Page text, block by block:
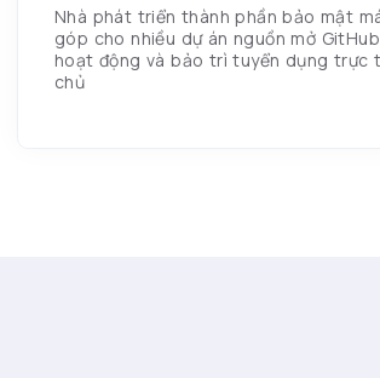
Nhà phát triển thành phần bảo mật
góp cho nhiều dự án nguồn mở
hoạt động và bảo trì tuyển dụng trực
chủ